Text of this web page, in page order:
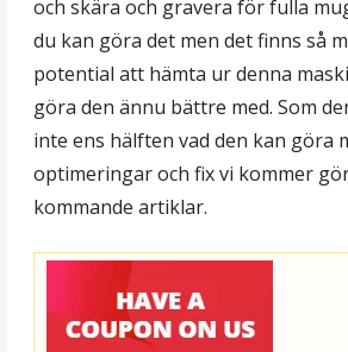
och skära och gravera för fulla
du kan göra det men det finns så
potential att hämta ur denna
göra den ännu bättre med. Som
inte ens hälften vad den kan göra
optimeringar och fix vi kommer
kommande artiklar.